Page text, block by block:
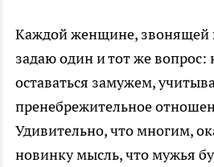
Каждой женщине, звонящей
задаю один и тот же вопрос:
оставаться замужем,
пренебрежительное
Удивительно, что многим,
новинку мысль, что мужья